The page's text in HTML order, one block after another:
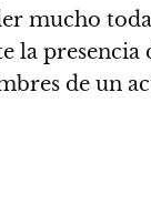
mucho
presencia
de un